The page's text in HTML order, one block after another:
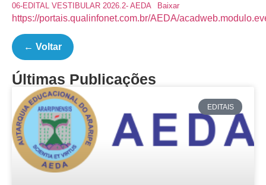
06-EDITAL VESTIBULAR 2026.2- AEDA Baixar
https://portais.qualinfonet.com.br/AEDA/
← Voltar
Últimas Publicações
EDITAIS